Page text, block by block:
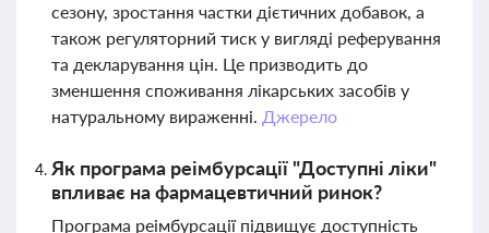
сезону, зростання частки дієтичних добавок, а
також регуляторний тиск у вигляді реферування
та декларування цін. Це призводить до
зменшення споживання лікарських засобів у
натуральному вираженні. Джерело
Як програма реімбурсації "Доступні ліки"
впливає на фармацевтичний ринок?
Програма реімбурсації підвищує доступність